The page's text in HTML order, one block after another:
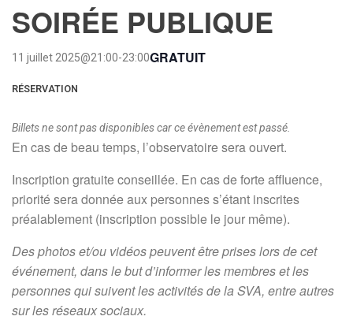
SOIRÉE PUBLIQUE
11 juillet 2025@21:00-23:00GRATUIT
RÉSERVATION
Billets ne sont pas disponibles car ce évènement est passé.
En cas de beau temps, l’observatoire sera ouvert.
Inscription gratuite conseillée. En cas de forte affluence,
priorité sera donnée aux personnes s’étant inscrites
préalablement (inscription possible le jour même).
Des photos et/ou vidéos peuvent être prises lors de cet
événement, dans le but d’informer les membres et les
personnes qui suivent les activités de la SVA, entre autres
sur les réseaux sociaux.